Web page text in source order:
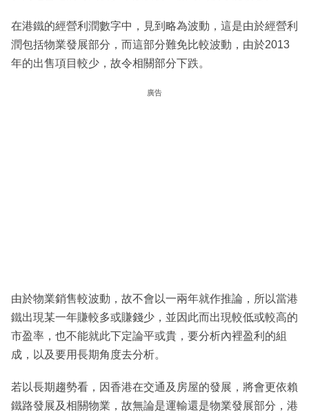
在港鐵的經營利潤數字中，見到略為波動，這是由於經營利
潤包括物業發展部分，而這部分難免比較波動，由於2013
年的出售項目較少，故令相關部分下跌。
廣告
由於物業銷售較波動，故不會以一兩年就作推論，所以當港
鐵出現某一年賺較多或賺錢少，並因此而出現較低或較高的
市盈率，也不能就此下定論平或貴，要分析內裡盈利的組
成，以及要用長期角度去分析。
若以長期趨勢看，因香港在交通及房屋的發展，將會更依賴
鐵路發展及相關物業，故無論是運輸還是物業發展部分，港